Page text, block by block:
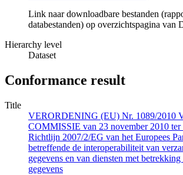
Link naar downloadbare bestanden
databestanden) op overzichtspagina van
Hierarchy level
Dataset
Conformance result
Title
VERORDENING (EU) Nr. 1089/2010
COMMISSIE van 23 november 2010 ter
Richtlijn 2007/2/EG van het Europees
betreffende de interoperabiliteit van
gegevens en van diensten met
gegevens